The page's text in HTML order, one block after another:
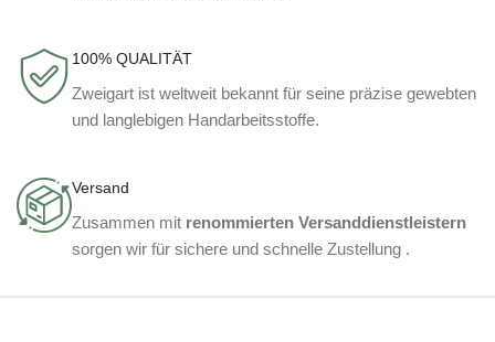
100% QUALITÄT
Zweigart ist weltweit bekannt für seine präzise gewebten
und langlebigen Handarbeitsstoffe.
Versand
Zusammen mit renommierten Versanddienstleistern
sorgen wir für sichere und schnelle Zustellung .